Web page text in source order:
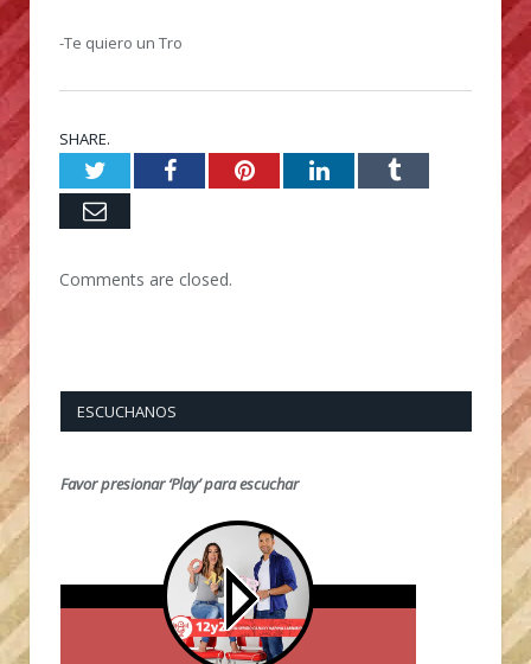
-Te quiero un Tro
SHARE.
TwitterFacebookPinterestLinkedInTumblr
Email
Comments are closed.
ESCUCHANOS
Favor presionar ‘Play’ para escuchar